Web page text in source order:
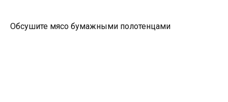
Обсушите мясо бумажными полотенцами